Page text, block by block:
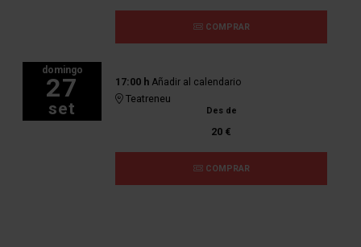
COMPRAR
domingo
27
set
17:00 h Añadir al calendario
Teatreneu
Des de
20 €
COMPRAR